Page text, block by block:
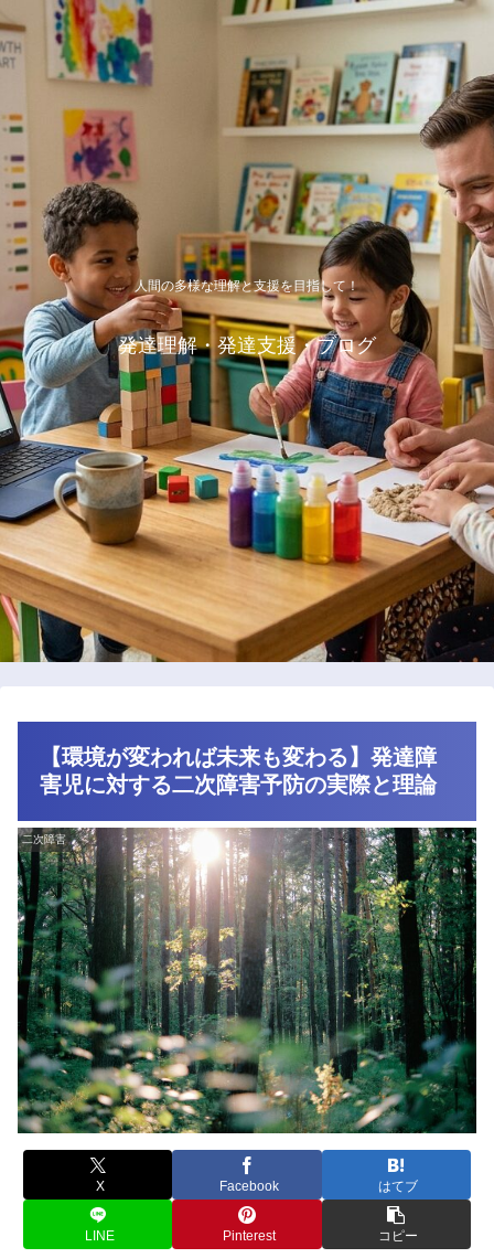
人間の多様な理解と支援を目指して！
発達理解・発達支援・ブログ
【環境が変われば未来も変わる】発達障
害児に対する二次障害予防の実際と理論
二次障害
X Facebook はてブ
LINE Pinterest コピー